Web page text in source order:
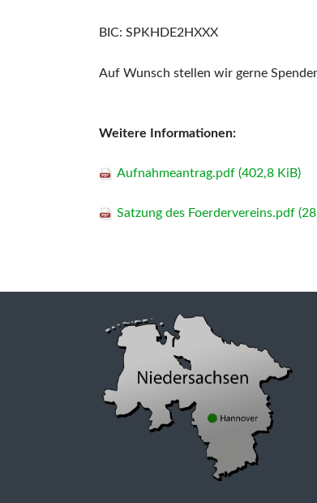
BIC: SPKHDE2HXXX
Auf Wunsch stellen wir gerne
Weitere Informationen:
Aufnahmeantrag.pdf (402,8 KiB)
Satzung des Foerdervereins.pdf